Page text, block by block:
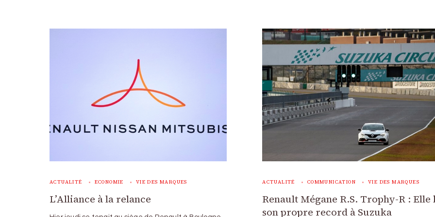
ACTUALITÉ ECONOMIE VIE DES MARQUES
L’Alliance à la relance
ACTUALITÉ COMMUNICATION VIE DES MARQUES
Renault Mégane R.S. Trophy-R : Elle
son propre record à Suzuka